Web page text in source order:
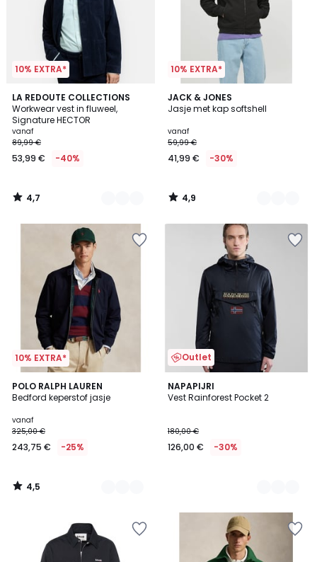
10% EXTRA*
LA REDOUTE COLLECTIONS
Workwear vest in fluweel,
Signature HECTOR
vanaf
89,99 €
53,99 € -40%
4,7
/ 5
3
Kleuren
4,7
/
10% EXTRA*
JACK & JONES
Jasje met kap softshell
vanaf
59,99 €
41,99 € -30%
4,9
/ 5
2
Kleuren
4,9
/
10% EXTRA*
POLO RALPH LAUREN
Bedford keperstof jasje
vanaf
325,00 €
243,75 € -25%
4,5
/ 5
2
Kleuren
4,5
/
Outlet
NAPAPIJRI
Vest Rainforest Pocket 2
180,00 €
126,00 € -30%
2
Kleuren